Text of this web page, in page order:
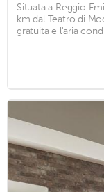
Situata a Reggio
km dal Teatro di
gratuita e l'aria